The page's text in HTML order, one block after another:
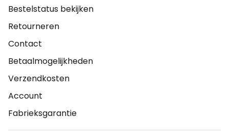
Bestelstatus bekijken
Retourneren
Contact
Betaalmogelijkheden
Verzendkosten
Account
Fabrieksgarantie